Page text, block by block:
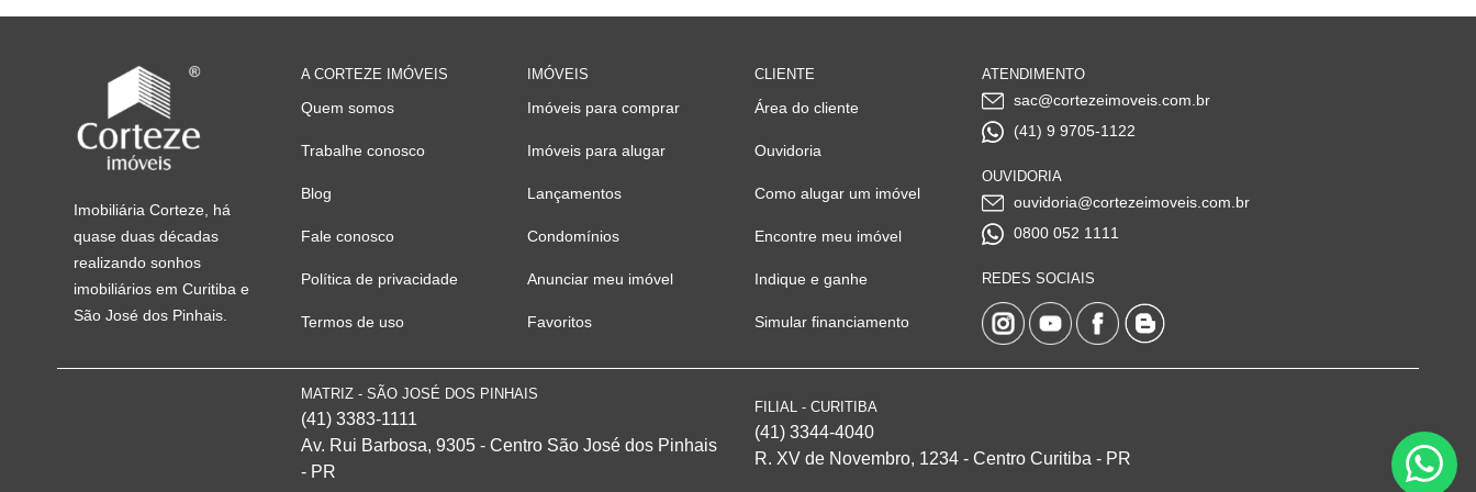
Imobiliária Corteze, há
quase duas décadas
realizando sonhos
imobiliários em Curitiba e
São José dos Pinhais.
A CORTEZE IMÓVEIS
Quem somos
Trabalhe conosco
Blog
Fale conosco
Política de privacidade
Termos de uso
IMÓVEIS
Imóveis para comprar
Imóveis para alugar
Lançamentos
Condomínios
Anunciar meu imóvel
Favoritos
CLIENTE
Área do cliente
Ouvidoria
Como alugar um imóvel
Encontre meu imóvel
Indique e ganhe
Simular financiamento
ATENDIMENTO
sac@cortezeimoveis.com.br
(41) 9 9705-1122
OUVIDORIA
ouvidoria@cortezeimoveis.com.br
0800 052 1111
REDES SOCIAIS
MATRIZ - SÃO JOSÉ DOS PINHAIS
(41) 3383-1111
Av. Rui Barbosa, 9305 - Centro São José dos Pinhais
- PR
FILIAL - CURITIBA
(41) 3344-4040
R. XV de Novembro, 1234 - Centro Curitiba - PR